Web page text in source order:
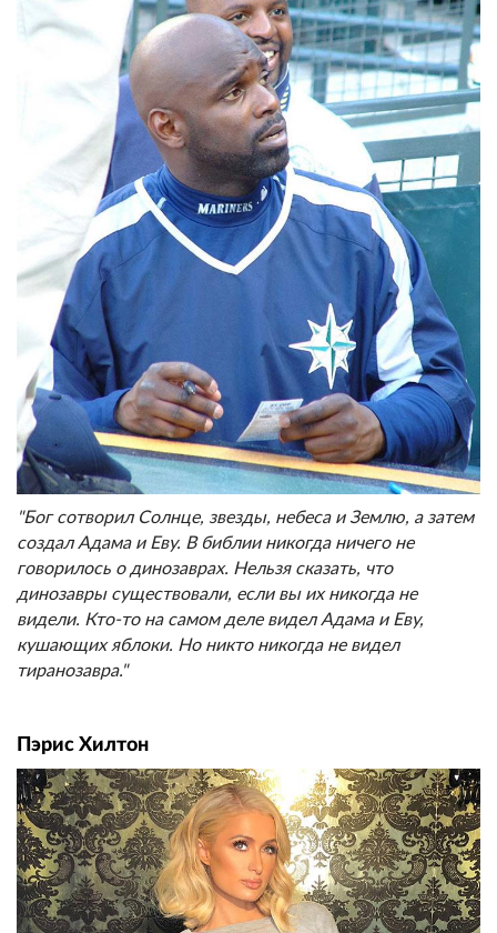
"Бог сотворил Солнце, звезды, небеса и Землю, а затем
создал Адама и Еву. В библии никогда ничего не
говорилось о динозаврах. Нельзя сказать, что
динозавры существовали, если вы их никогда не
видели. Кто-то на самом деле видел Адама и Еву,
кушающих яблоки. Но никто никогда не видел
тиранозавра."
Пэрис Хилтон